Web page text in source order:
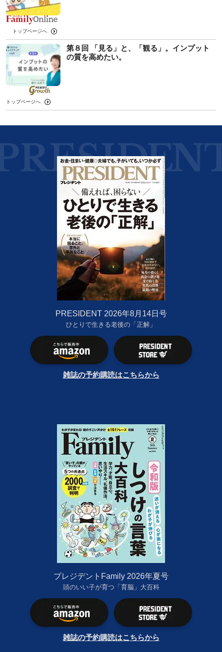
トップページへ
第８回 「見る」と、「観る」。インプット
の質を高めたい。
トップページへ
PRESIDENT 2026年8月14日号
ひとりで生きる老後の「正解」
雑誌の予約購読はこちらから
プレジデントFamily 2026年夏号
頭のいい子が育つ「育脳」大百科
雑誌の予約購読はこちらから